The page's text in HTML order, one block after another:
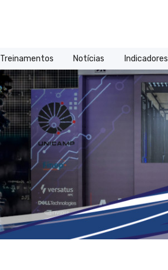
Treinamentos Notícias Indicadores